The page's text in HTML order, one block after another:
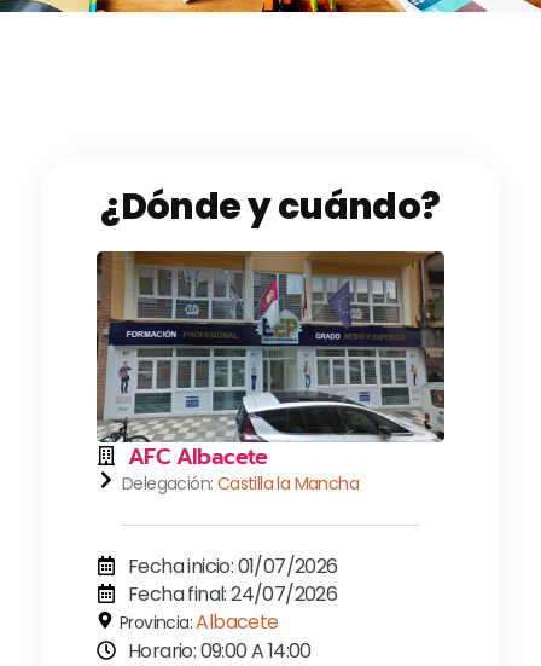
¿Dónde y cuándo?
AFC Albacete
Delegación: Castilla la Mancha
Fecha inicio: 01/07/2026
Fecha final: 24/07/2026
Provincia:Albacete
Horario: 09:00 A 14:00